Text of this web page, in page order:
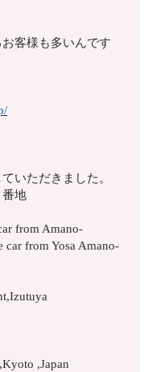
客様も多いんです
いただきました。
番地
from Amano-
car from Yosa Amano-
,Japan